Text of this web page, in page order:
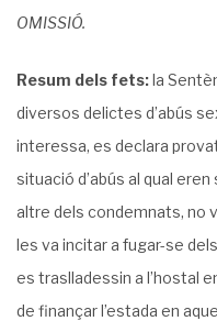
OMISSIÓ.
Resum dels fets:la
diversos delictes d’abús
interessa, es declara
situació d’abús al qual
altre dels condemnats, no
les va incitar a fugar-se
es traslladessin a l’hostal
de finançar l’estada en